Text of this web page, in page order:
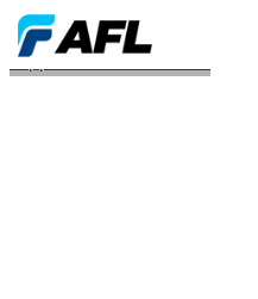
Support and Maintenance